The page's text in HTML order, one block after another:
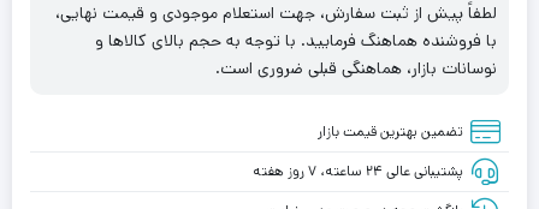
لطفاً پیش از ثبت سفارش، جهت استعلام موجودی و قیمت نهایی،
با فروشنده هماهنگ فرمایید. با توجه به حجم بالای کالاها و
نوسانات بازار، هماهنگی قبلی ضروری است.
تضمین بهترین قیمت بازار
پشتیبانی عالی ۲۴ ساعته، ۷ روز هفته